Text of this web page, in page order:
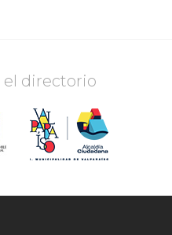
el directorio